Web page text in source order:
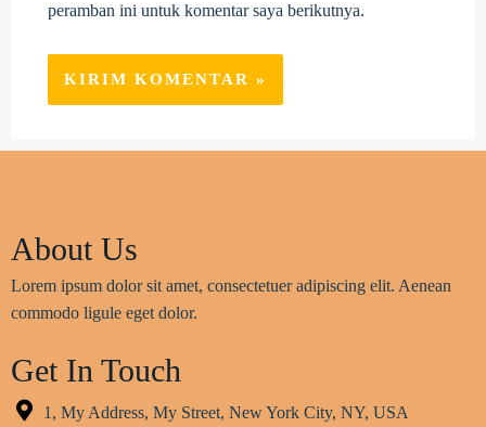
peramban ini untuk komentar saya berikutnya.
About Us
Lorem ipsum dolor sit amet, consectetuer adipiscing elit. Aenean
commodo ligule eget dolor.
Get In Touch
1, My Address, My Street, New York City, NY, USA